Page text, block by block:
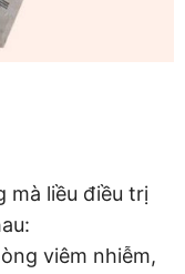
mà liều điều trị
viêm nhiễm,